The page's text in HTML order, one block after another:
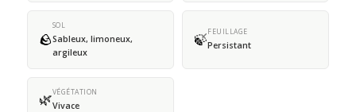
🪨
SOL
Sableux, limoneux,
argileux
🍃FEUILLAGE
Persistant
🌿VÉGÉTATION
Vivace